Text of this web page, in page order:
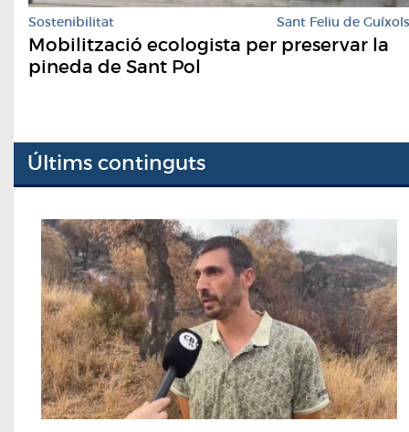
Sostenibilitat Sant Feliu de Guíxols
Mobilització ecologista per preservar la
pineda de Sant Pol
Últims continguts